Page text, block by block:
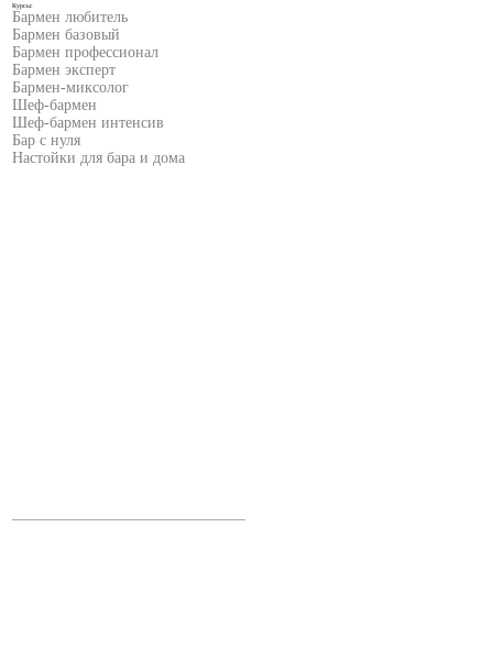
Курсы:
Бармен любитель
Бармен базовый
Бармен профессионал
Бармен эксперт
Бармен-миксолог
Шеф-бармен
Шеф-бармен интенсив
Бар с нуля
Настойки для бара и дома